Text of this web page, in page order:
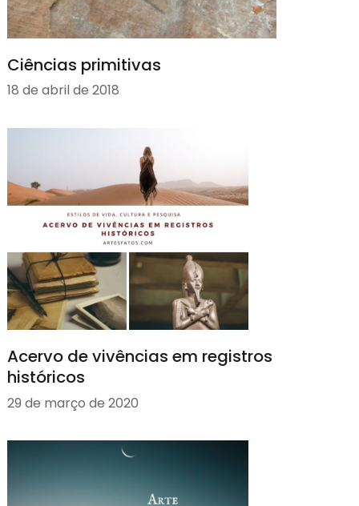
Ciências primitivas
18 de abril de 2018
Acervo de vivências em registros
históricos
29 de março de 2020